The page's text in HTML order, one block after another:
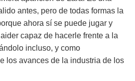
antes, pero de todas formas la
ahora sí se puede jugar y
capaz de hacerle frente a la
incluso, y como
los avances de la industria de los